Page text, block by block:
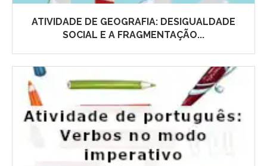
ATIVIDADE DE GEOGRAFIA: DESIGUALDADE
SOCIAL E A FRAGMENTAÇÃO...